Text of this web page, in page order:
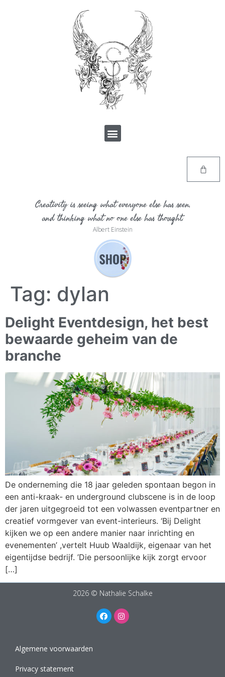
Creativity is seeing what everyone else has seen,
and thinking what no one else has thought.
Albert Einstein
Tag: dylan
Delight Eventdesign, het best
bewaarde geheim van de
branche
De onderneming die 18 jaar geleden spontaan begon in
een anti-kraak- en underground clubscene is in de loop
der jaren uitgegroeid tot een volwassen eventpartner en
creatief vormgever van event-interieurs. ‘Bij Delight
kijken we op een andere manier naar inrichting en
evenementen’ ,vertelt Huub Waaldijk, eigenaar van het
eigentijdse bedrijf. ’Die persoonlijke kijk zorgt ervoor
[…]
2026 © Nathalie Schalke
Algemene voorwaarden
Privacy statement